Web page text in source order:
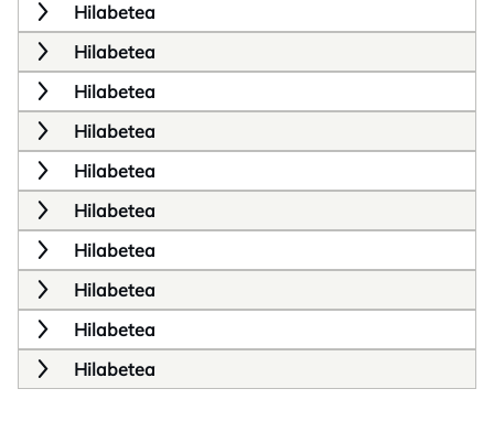
Hilabetea
Hilabetea
Hilabetea
Hilabetea
Hilabetea
Hilabetea
Hilabetea
Hilabetea
Hilabetea
Hilabetea